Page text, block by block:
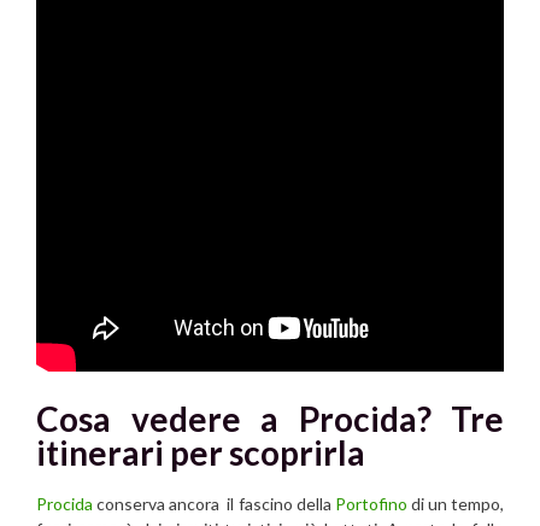
Cosa vedere a Procida? Tre
itinerari per scoprirla
Procida conserva ancora il fascino della Portofino di un tempo,